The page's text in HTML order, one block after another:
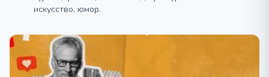
искусство, юмор.